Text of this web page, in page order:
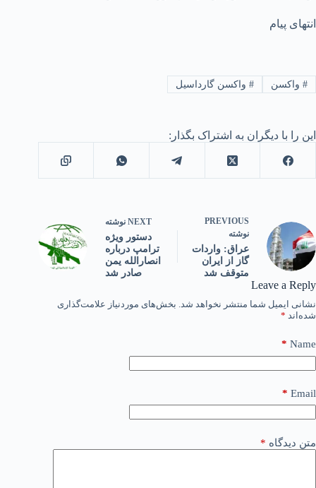
انتهای پیام
#واکسن #واکسن گارداسیل
این را با دیگران به اشتراک بگذار:
PREVIOUS
نوشته
عراق: واردات
گاز از ایران
متوقف شد
NEXT نوشته
دستور ویژه
ترامپ درباره
انصارالله یمن
صادر شد
Leave a Reply
نشانی ایمیل شما منتشر نخواهد شد. بخش‌های موردنیاز علامت‌گذاری
شده‌اند *
Name
*
Email
*
متن دیدگاه *